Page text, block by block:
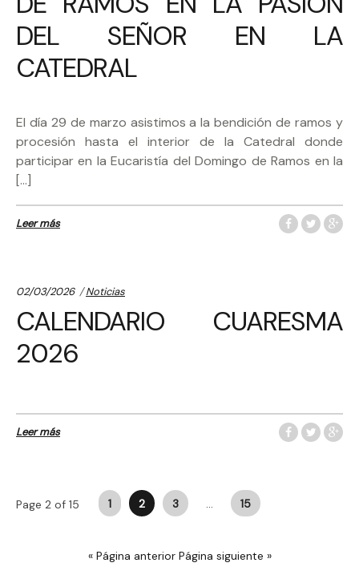
DEL SEÑOR EN LA
CATEDRAL
El día 29 de marzo asistimos a la bendición de ramos y
procesión hasta el interior de la Catedral donde
participar en la Eucaristía del Domingo de Ramos en la
[…]
Leer más
02/03/2026 Categories:
Noticias
CALENDARIO CUARESMA
2026
Leer más
Page 2 of 15
Paginación
entradas
1 2 3 … 15
« Página anterior Página siguiente »